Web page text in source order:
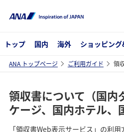
トップ 国内 海外 ショッピン
ANA トップページ ご利用ガイド 領
領収書について（国内
ケージ、国内ホテル、
「領収書Web表示サービス」の利用